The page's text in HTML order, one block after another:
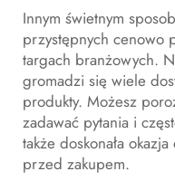
Innym świetnym
przystępnych cenowo
targach branżowych.
gromadzi się wiele
produkty. Możesz
zadawać pytania i
także doskonała
przed zakupem.